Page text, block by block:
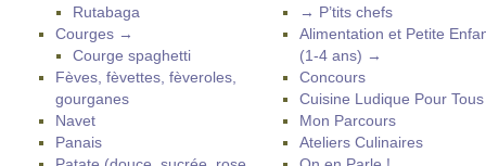
Rutabaga
Courges →
Courge spaghetti
Fèves, fèvettes, fèveroles,
gourganes
Navet
Panais
→ P’tits chefs
Alimentation et Petite
(1-4 ans) →
Concours
Cuisine Ludique Pour
Mon Parcours
Ateliers Culinaires